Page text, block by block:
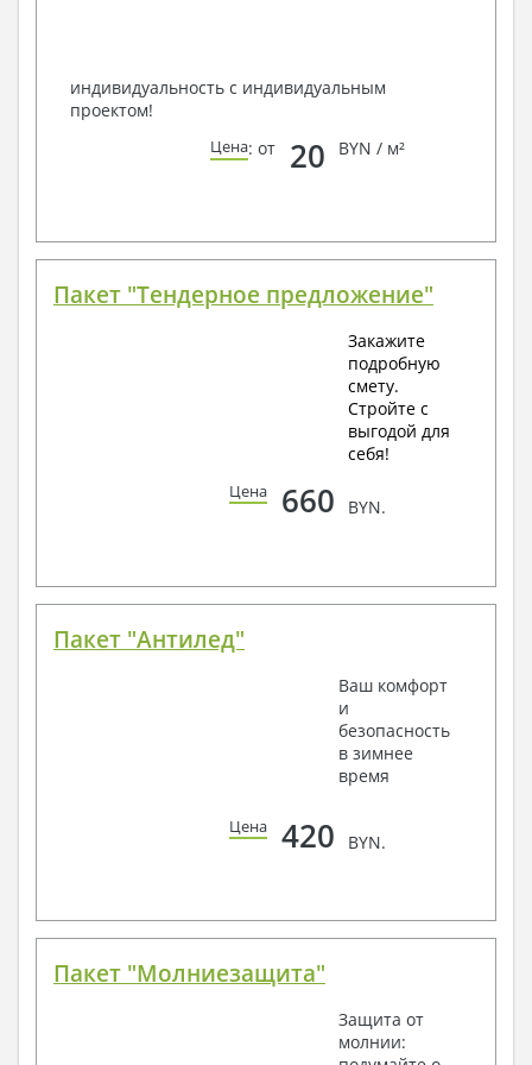
индивидуальность с индивидуальным
проектом!
Цена: от 20 BYN / м²
Пакет "Тендерное предложение"
Закажите
подробную
смету.
Стройте с
выгодой для
себя!
Цена 660 BYN.
Пакет "Антилед"
Ваш комфорт
и
безопасность
в зимнее
время
Цена 420 BYN.
Пакет "Молниезащита"
Защита от
молнии: